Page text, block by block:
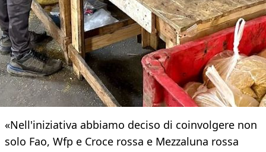
«Nell'iniziativa abbiamo deciso di coinvolgere non
solo Fao, Wfp e Croce rossa e Mezzaluna rossa